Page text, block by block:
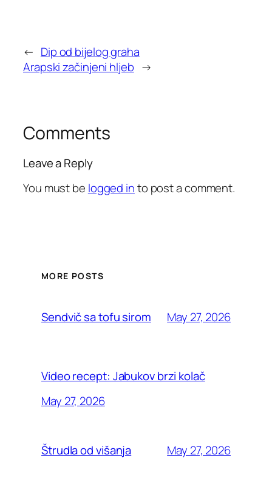
← Dip od bijelog graha
Arapski začinjeni hljeb →
Comments
Leave a Reply
You must be logged into post a comment.
MORE POSTS
Sendvič sa tofu sirom May 27, 2026
Video recept: Jabukov brzi kolač
May 27, 2026
Štrudla od višanja May 27, 2026